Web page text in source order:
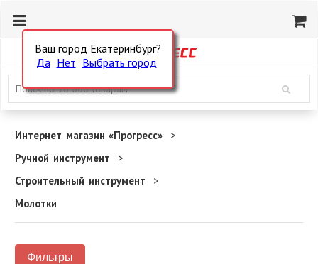
Ваш город Екатеринбург?
Да Нет Выбрать город
Интернет магазин «Прогресс»
Ручной инструмент
Строительный инструмент
Молотки
Фильтры